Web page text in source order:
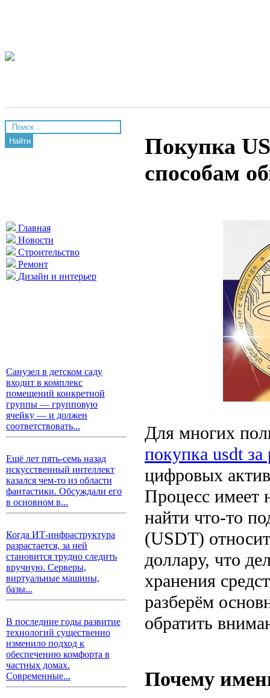
Найти
Главная
Новости
Строительство
Ремонт
Дизайн и интерьер
Санузел в детском саду
входит в комплекс
помещений конкретной
группы — групповую
ячейку — и должен
соответствовать...
Ещё лет пять-семь назад
искусственный интеллект
казался чем-то из области
фантастики. Обсуждали его
в основном в...
Когда ИТ-инфраструктура
разрастается, за ней
становится трудно следить
вручную. Серверы,
виртуальные машины,
базы...
В последние годы развитие
технологий существенно
изменило подход к
обеспечению комфорта в
частных домах.
Современные...
Покупка
способам
Для многих
покупка usdt за
цифровых
Процесс имеет
найти что-то
(USDT)
доллару, что
хранения
разберём
обратить
Почему